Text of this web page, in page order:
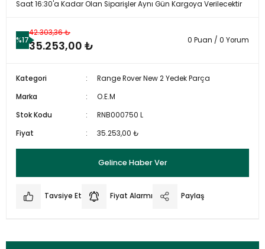
Saat 16:30'a Kadar Olan Siparişler Aynı Gün Kargoya Verilecektir
%17
42.303,36 ₺
35.253,00 ₺ 0 Puan / 0 Yorum
Kategori
Range Rover New 2 Yedek Parça
Marka
O.E.M
Stok Kodu
RNB000750 L
Fiyat
35.253,00 ₺
Gelince Haber Ver
Tavsiye Et Fiyat Alarmı Paylaş